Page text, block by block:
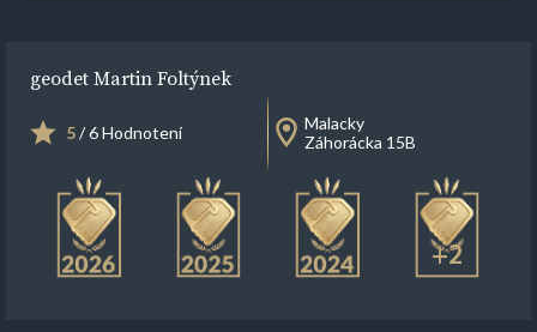
geodet Martin Foltýnek
5/ 6 Hodnotení
Malacky
Záhorácka 15B
+2